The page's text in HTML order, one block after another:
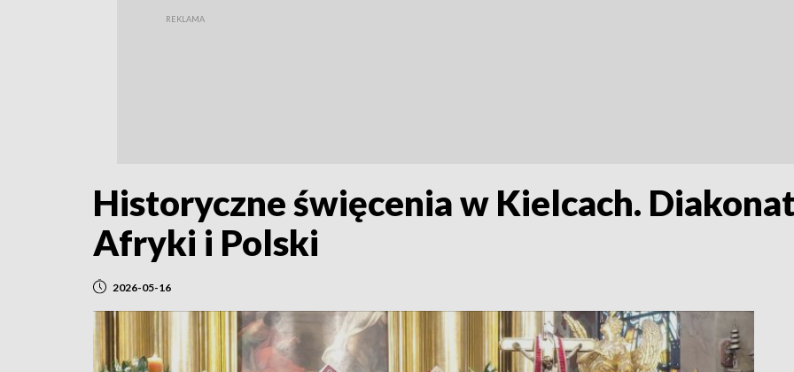
Historyczne święcenia w Kielcach.
Afryki i Polski
2026-05-16